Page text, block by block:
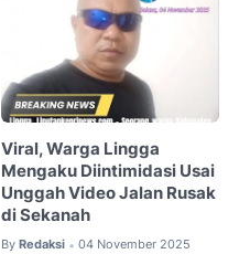
Viral, Warga Lingga
Mengaku Diintimidasi Usai
Unggah Video Jalan Rusak
di Sekanah
By Redaksi • 04 November 2025